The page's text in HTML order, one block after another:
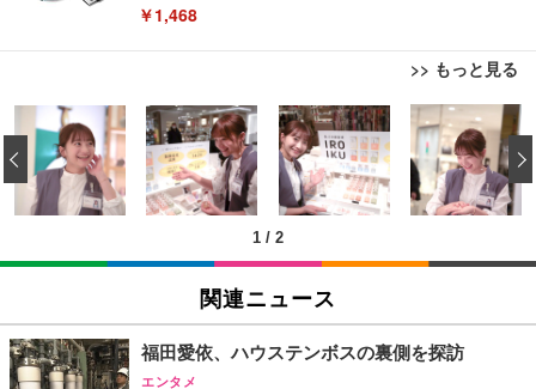
￥1,468
>> もっと見る
USB から RJ45 延長ケーブルイーサネットエクステ
ンダー USB 延長 50 メートル距離 RJ45 Cat5e / 6 ケ
ーブル LAN アダプタオーバーリピータイーサネット
￥847
RJ45 ケーブル コネクタ Cat6A Cat6 Cat5e RJ45 イ
ンダー アダプター
￥487
TITAN GAMING 【メーカー保証1年】【850W GOL
D電源搭載】 ゲーミングPC デスクトップパソコン
GeForce RTX 5060 Ryzen 7 5700X メモリ32GB NV
Me SSD 2TB Windows 11 Home CX200M ブラック
￥222,000
TITAN GAMING 【メーカー保証1年】【850W GOL
GeForce RTX 5060 Ryzen 7 5700X メモリ32GB NV
Me SSD 2TB Windows 11 Home CX200M ホワイト
￥222,000
1 / 2
‹
関連ニュース
福田愛依、ハウステンボスの裏側を探訪
エンタメ